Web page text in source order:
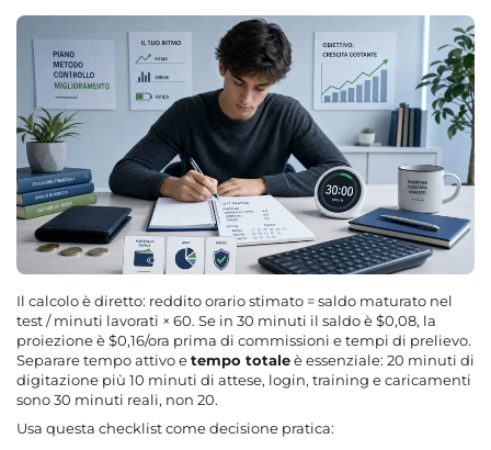
Il calcolo è diretto: reddito orario stimato = saldo maturato nel
test / minuti lavorati × 60. Se in 30 minuti il saldo è $0,08, la
proiezione è $0,16/ora prima di commissioni e tempi di prelievo.
Separare tempo attivo etempo totaleè essenziale: 20 minuti di
digitazione più 10 minuti di attese, login, training e caricamenti
sono 30 minuti reali, non 20.
Usa questa checklist come decisione pratica: